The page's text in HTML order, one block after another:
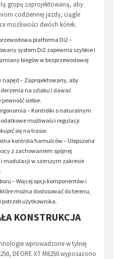
grupę zaprojektowaną, aby
codziennej jazdy, ciągle
możliwości dwóch kółek.
platforma Di2 –
system Di2 zapewnia szybkie i
biegów w bezprzewodowej
napęd – Zaprojektowany, aby
na szlaku i dawać
siebie.
– Kontrolki o naturalnym
możliwości regulacji
się na trasie.
kontrola hamulców – Ulepszona
z zachowaniem spójnej
modulacji w szerszym zakresie
– Więcej opcji komponentów i
można dostosować do terenu,
potrzeb użytkownika.
KONSTRUKCJA
wprowadzone w tylnej
DEORE XT M8250 wyposażono